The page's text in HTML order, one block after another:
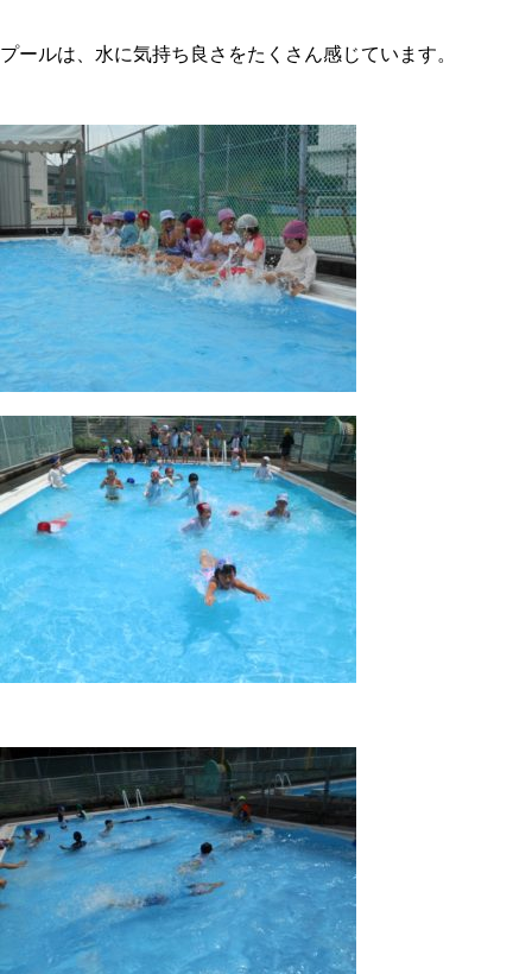
プールは、水に気持ち良さをたくさん感じています。